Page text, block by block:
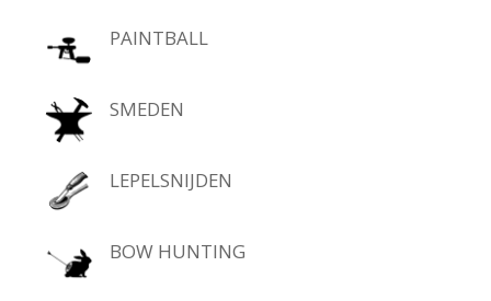
PAINTBALL
SMEDEN
LEPELSNIJDEN
BOW HUNTING